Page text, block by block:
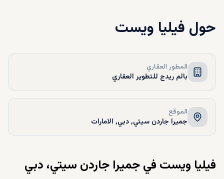
حول فيليا ويست
المطور العقاري
بالم ريدج للتطوير العقاري
الموقع
جميرا جاردن سيتي, دبي, الامارات
فيليا ويست في جميرا جاردن سيتي، دبي